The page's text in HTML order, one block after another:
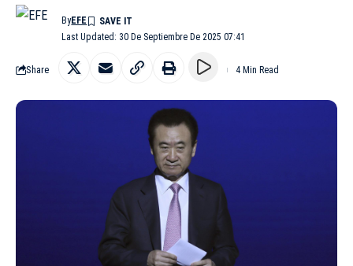
Last Updated: 30 De Septiembre De 2025 07:41
ByEFE
Share 4 Min Read